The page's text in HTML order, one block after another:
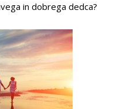
in dobrega dedca?